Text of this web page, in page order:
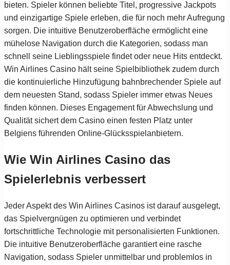
bieten. Spieler können beliebte Titel, progressive Jackpots
und einzigartige Spiele erleben, die für noch mehr Aufregung
sorgen. Die intuitive Benutzeroberfläche ermöglicht eine
mühelose Navigation durch die Kategorien, sodass man
schnell seine Lieblingsspiele findet oder neue Hits entdeckt.
Win Airlines Casino hält seine Spielbibliothek zudem durch
die kontinuierliche Hinzufügung bahnbrechender Spiele auf
dem neuesten Stand, sodass Spieler immer etwas Neues
finden können. Dieses Engagement für Abwechslung und
Qualität sichert dem Casino einen festen Platz unter
Belgiens führenden Online-Glücksspielanbietern.
Wie Win Airlines Casino das
Spielerlebnis verbessert
Jeder Aspekt des Win Airlines Casinos ist darauf ausgelegt,
das Spielvergnügen zu optimieren und verbindet
fortschrittliche Technologie mit personalisierten Funktionen.
Die intuitive Benutzeroberfläche garantiert eine rasche
Navigation, sodass Spieler unmittelbar und problemlos in